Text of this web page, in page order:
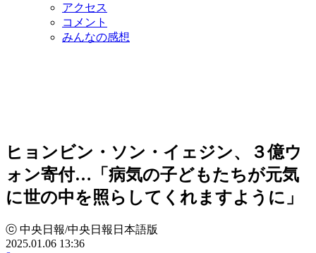
アクセス
コメント
みんなの感想
ヒョンビン・ソン・イェジン、３億ウ
ォン寄付…「病気の子どもたちが元気
に世の中を照らしてくれますように」
ⓒ 中央日報/中央日報日本語版
2025.01.06 13:36